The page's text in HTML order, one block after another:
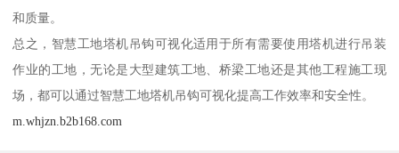
和质量。
总之，智慧工地塔机吊钩可视化适用于所有需要使用塔机进行吊装
作业的工地，无论是大型建筑工地、桥梁工地还是其他工程施工现
场，都可以通过智慧工地塔机吊钩可视化提高工作效率和安全性。
m.whjzn.b2b168.com